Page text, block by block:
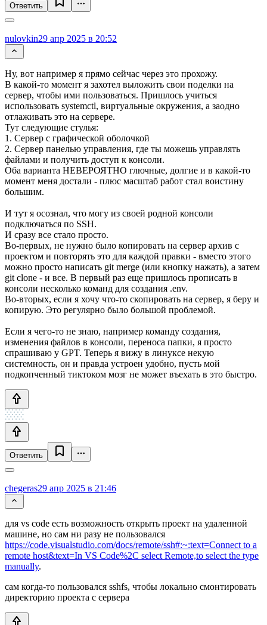
Ответить
nulovkin29 апр 2025 в 20:52
Ну, вот например я прямо сейчас через это прохожу.
В какой-то момент я захотел выложить свои поделки на
сервер, чтобы ими пользоваться. Пришлось учиться
использовать systemctl, виртуальные окружения, а заодно
отлаживать это на сервере.
Тут следующие стулья:
1. Сервер с графической оболочкой
2. Сервер панелью управления, где ты можешь управлять
файлами и получить доступ к консоли.
Оба варианта НЕВЕРОЯТНО глючные, долгие и в какой-то
момент меня достали - плюс масштаб работ стал воистину
большим.
И тут я осознал, что могу из своей родной консоли
подключаться по SSH.
И сразу все стало просто.
Во-первых, не нужно было копировать на сервер архив с
проектом и повторять это для каждой правки - вместо этого
можно просто написать git merge (или кнопку нажать), а затем
git clone - и все. В первый раз еще пришлось прописать в
консоли несколько команд для создания .env.
Во-вторых, если я хочу что-то скопировать на сервер, я беру и
копирую. Это регулярно было большой проблемой.
Если я чего-то не знаю, например команду создания,
изменения файлов в консоли, переноса папки, я просто
спрашиваю у GPT. Теперь я вижу в линуксе некую
системность, он и правда устроен удобно, пусть мой
подкопченный тиктоком мозг не может въехать в это быстро.
Ответить
chegeras29 апр 2025 в 21:46
для vs code есть возможность открыть проект на удаленной
машине, но сам ни разу не пользовался
https://code.visualstudio.com/docs/remote/ssh#:~:text=Connect to a
remote host&text=In VS Code%2C select Remote,to select the type
manually.
сам когда-то пользовался sshfs, чтобы локально смонтировать
директорию проекта с сервера